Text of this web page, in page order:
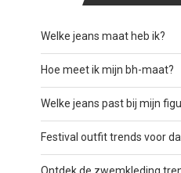
Welke jeans maat heb ik?
Hoe meet ik mijn bh-maat?
Welke jeans past bij mijn
Festival outfit trends voor